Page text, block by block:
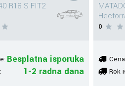
R18 S FIT2
Besplatna isporuka
1-2 radna dana
0
Rok